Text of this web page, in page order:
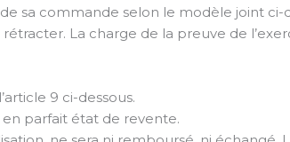
sa commande selon le modèle joint ci-
La charge de la preuve de
9 ci-dessous.
parfait état de revente.